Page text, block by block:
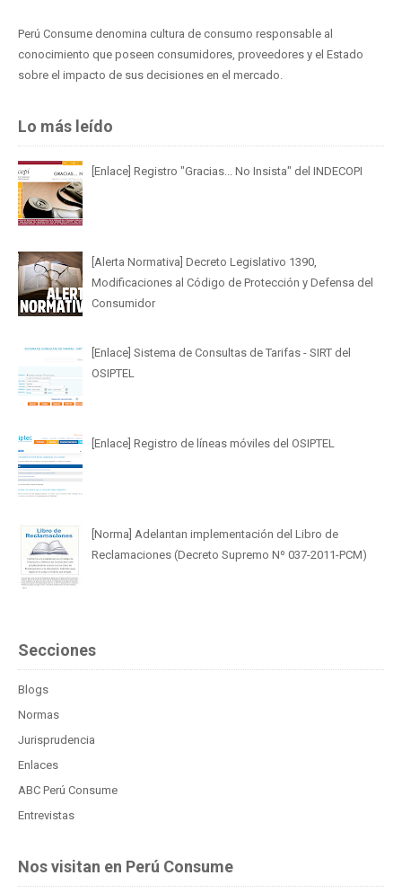
Perú Consume denomina cultura de consumo responsable al
conocimiento que poseen consumidores, proveedores y el Estado
sobre el impacto de sus decisiones en el mercado.
Lo más leído
[Enlace] Registro "Gracias... No Insista" del INDECOPI
[Alerta Normativa] Decreto Legislativo 1390,
Modificaciones al Código de Protección y Defensa del
Consumidor
[Enlace] Sistema de Consultas de Tarifas - SIRT del
OSIPTEL
[Enlace] Registro de líneas móviles del OSIPTEL
[Norma] Adelantan implementación del Libro de
Reclamaciones (Decreto Supremo Nº 037-2011-PCM)
Secciones
Blogs
Normas
Jurisprudencia
Enlaces
ABC Perú Consume
Entrevistas
Nos visitan en Perú Consume